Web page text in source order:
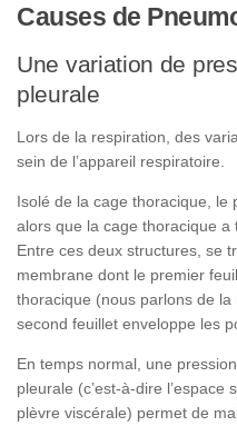
Causes de
Une variation de
pleurale
Lors de la respiration, des
sein de l’appareil respiratoire.
Isolé de la cage thoracique, le
alors que la cage thoracique a
Entre ces deux structures, se
membrane dont le premier
thoracique (nous parlons de la
second feuillet enveloppe les
En temps normal, une
pleurale (c’est-à-dire
plèvre viscérale) permet de